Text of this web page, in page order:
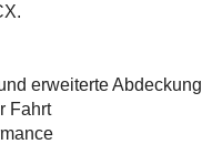
erweiterte Abdeckung
Fahrt